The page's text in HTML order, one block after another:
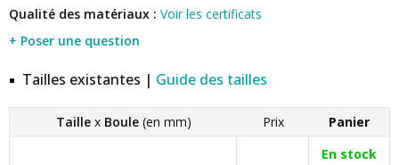
Qualité des matériaux : Voir les certificats
+ Poser une question
Tailles existantes | Guide des tailles
Taille x Boule (en mm) Prix Panier
En stock